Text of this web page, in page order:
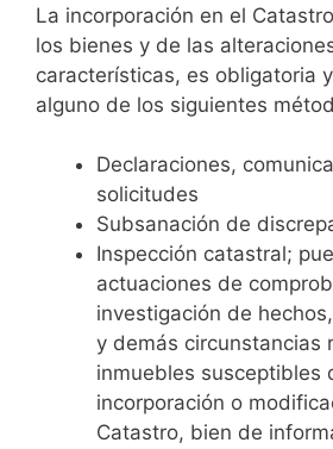
La incorporación en el
los bienes y de las
características, es obligatoria
alguno de los siguientes
Declaraciones,
solicitudes
Subsanación de
Inspección catastral;
actuaciones de
investigación de
y demás circunstancias
inmuebles susceptibles
incorporación o
Catastro, bien de